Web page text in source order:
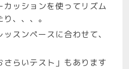
カッションを使ってリズム
、、、。
スンペースに合わせて、
さらいテスト」もあります